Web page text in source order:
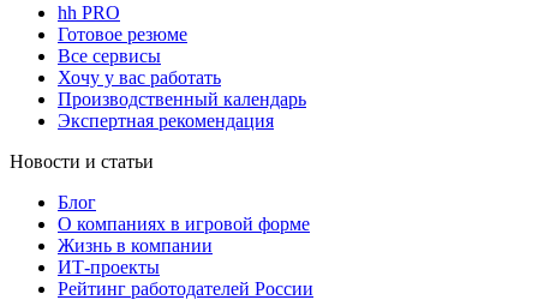
hh PRO
Готовое резюме
Все сервисы
Хочу у вас работать
Производственный календарь
Экспертная рекомендация
Новости и статьи
Блог
О компаниях в игровой форме
Жизнь в компании
ИТ-проекты
Рейтинг работодателей России